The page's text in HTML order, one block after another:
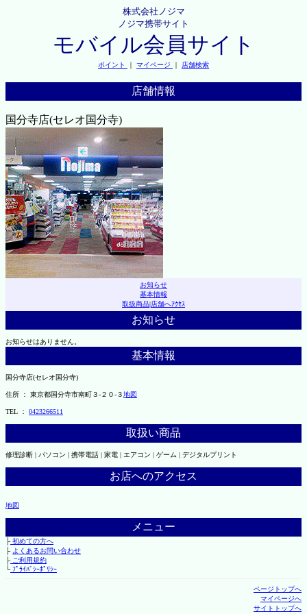
株式会社ノジマ
ノジマ携帯サイト
モバイル会員サイト
ポイント ｜ マイページ ｜ 店舗検索
店舗情報
国分寺店(セレオ国分寺)
お知らせ
基本情報
取扱商品|店舗へｱｸｾｽ
お知らせ
お知らせはありません。
基本情報
国分寺店(セレオ国分寺)
住所 ： 東京都国分寺市南町３-２０-３地図
TEL ： 0423266511
取扱い商品
修理診断 | パソコン | 携帯電話 | 家電 | エアコン | ゲーム | デジタルプリント
お店へのアクセス
地図
メニュー
├初めての方へ
├ よくあるお問い合わせ
├ご利用規約
└ﾌﾟﾗｲﾊﾞｼｰﾎﾟﾘｼｰ
ページトップへ
マイページへ
サイトトップへ